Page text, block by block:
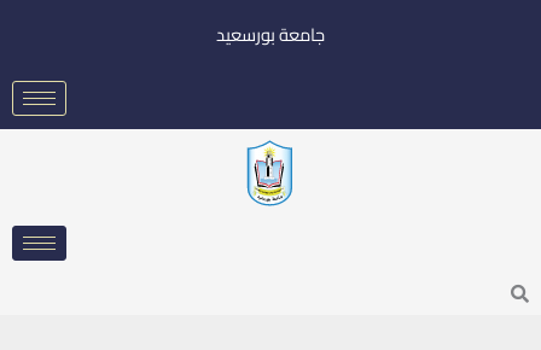
جامعة بورسعيد
Search